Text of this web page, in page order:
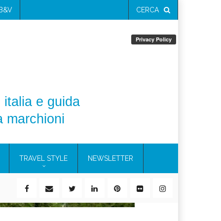
CERCA
e guida
marchioni
TRAVEL STYLE NEWSLETTER